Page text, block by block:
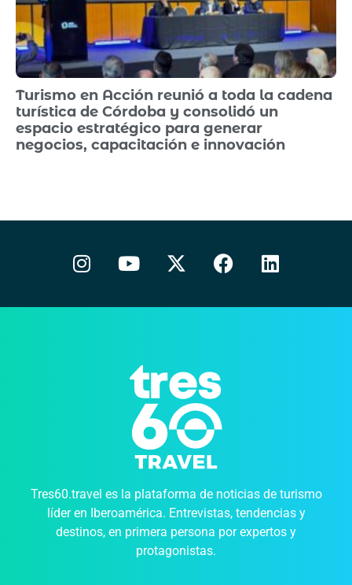
Turismo en Acción reunió a toda la cadena
turística de Córdoba y consolidó un
espacio estratégico para generar
negocios, capacitación e innovación
Tres60.travel es la plataforma de noticias de turismo
líder en Iberoamérica. Entrevistas, tendencias y
destinos, en primera persona por expertos y
protagonistas.